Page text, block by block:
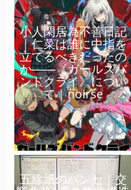
小人閑居為不善日記
｜仁菜は誰に中指を
立てるべきだったの
か――《ガールズバ
ンドクライ》につい
て｜noirse
五線紙のパンセ｜交